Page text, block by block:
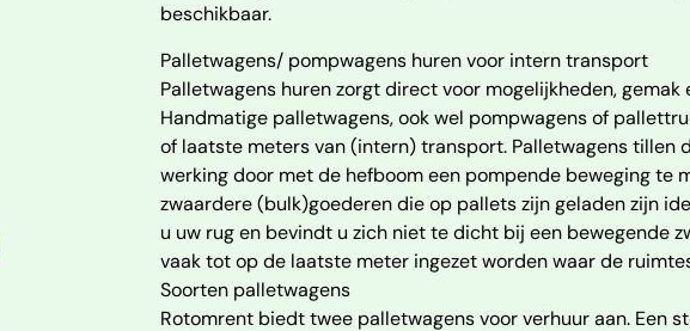
beschikbaar.
Palletwagens/ pompwagens huren voor intern transport
Palletwagens huren zorgt direct voor mogelijkheden,
Handmatige palletwagens, ook wel pompwagens of
of laatste meters van (intern) transport. Palletwagens tillen
werking door met de hefboom een pompende beweging te
zwaardere (bulk)goederen die op pallets zijn geladen zijn
u uw rug en bevindt u zich niet te dicht bij een bewegende
vaak tot op de laatste meter ingezet worden waar de
Soorten palletwagens
Rotomrent biedt twee palletwagens voor verhuur aan. Een